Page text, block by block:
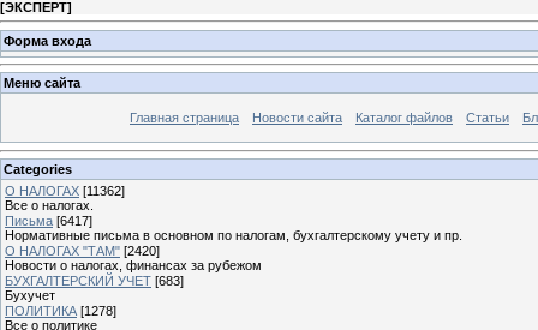
[ЭКСПЕРТ]
Форма входа
Меню сайта
Главная страница Новости сайта Каталог файлов Статьи
Categories
О НАЛОГАХ [11362]
Все о налогах.
Письма [6417]
Нормативные письма в основном по налогам, бухгалтерскому учету и пр.
О НАЛОГАХ "ТАМ" [2420]
Новости о налогах, финансах за рубежом
БУХГАЛТЕРСКИЙ УЧЕТ [683]
Бухучет
ПОЛИТИКА [1278]
Все о политике